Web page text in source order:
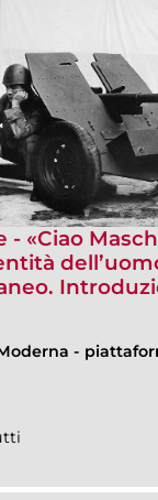
- «Ciao
-